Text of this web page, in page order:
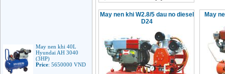
May nen khi 40L
Hyundai AH 3040
(3HP)
Price: 5650000 VND
May nen khi W2.8/5 dau no diesel
D24
May